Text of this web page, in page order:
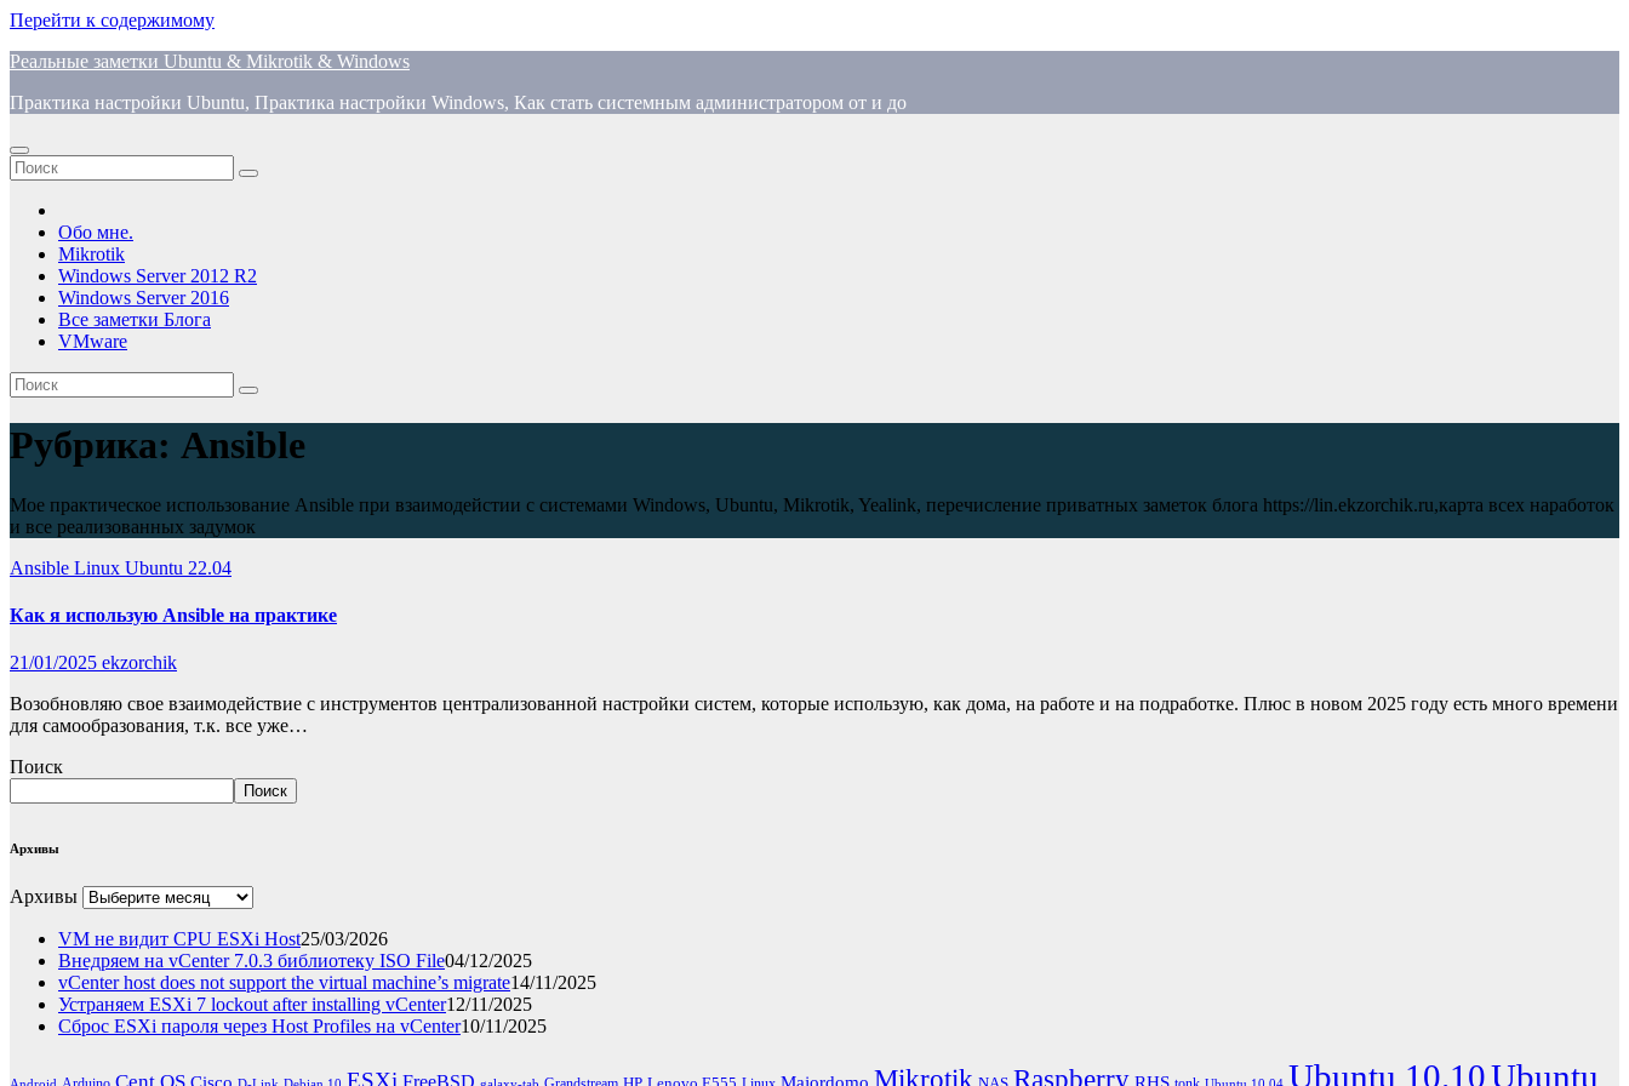
Перейти к содержимому
Реальные заметки Ubuntu & Mikrotik & Windows
Практика настройки Ubuntu, Практика настройки Windows, Как стать системным администратором от и до
Обо мне.
Mikrotik
Windows Server 2012 R2
Windows Server 2016
Все заметки Блога
VMware
Рубрика: Ansible
Мое практическое использование Ansible при взаимодейстии с системами Windows, Ubuntu, Mikrotik, Yealink, перечисление приватных заметок блога https://lin.ekzorchik.ru,карта всех наработок
и все реализованных задумок
Ansible Linux Ubuntu 22.04
Как я использую Ansible на практике
21/01/2025 ekzorchik
Возобновляю свое взаимодействие с инструментов централизованной настройки систем, которые использую, как дома, на работе и на подработке. Плюс в новом 2025 году есть много времени
для самообразования, т.к. все уже…
Поиск
Поиск
Архивы
Архивы
VM не видит CPU ESXi Host25/03/2026
Внедряем на vCenter 7.0.3 библиотеку ISO File04/12/2025
vCenter host does not support the virtual machine’s migrate14/11/2025
Устраняем ESXi 7 lockout after installing vCenter12/11/2025
Сброс ESXi пароля через Host Profiles на vCenter10/11/2025
Mikrotik Raspberry Ubuntu 10.10Ubuntu